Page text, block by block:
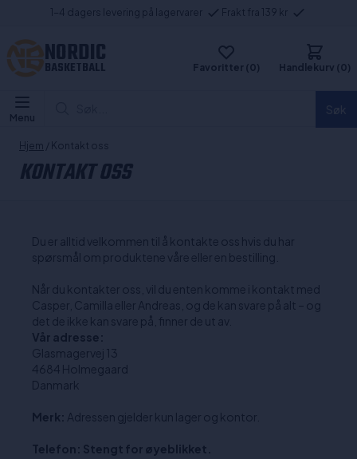
1-4 dagers levering på lagervarer Frakt fra 139 kr
NORDIC
BASKETBALL Favoritter (0) Handlekurv (0)
Menu
Hjem / Kontakt oss
KONTAKT OSS
Du er alltid velkommen til å kontakte oss hvis du har
spørsmål om produktene våre eller en bestilling.
Når du kontakter oss, vil du enten komme i kontakt med
Casper, Camilla eller Andreas, og de kan svare på alt – og
det de ikke kan svare på, finner de ut av.
Vår adresse:
Glasmagervej 13
4684 Holmegaard
Danmark
Merk: Adressen gjelder kun lager og kontor.
Telefon: Stengt for øyeblikket.